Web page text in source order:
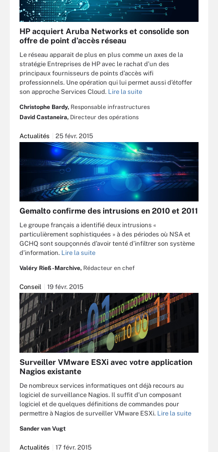
HP acquiert Aruba Networks et consolide son
offre de point d’accès réseau
Le réseau apparait de plus en plus comme un axes de la
stratégie Entreprises de HP avec le rachat d’un des
principaux fournisseurs de points d’accès wifi
professionnels. Une opération qui lui permet aussi d’étoffer
son approche Services Cloud. Lire la suite
Christophe Bardy, Responsable infrastructures
David Castaneira, Directeur des opérations
Actualités 25 févr. 2015
Gemalto confirme des intrusions en 2010 et 2011
Le groupe français a identifié deux intrusions «
particulièrement sophistiquées » à des périodes où NSA et
GCHQ sont soupçonnés d’avoir tenté d’infiltrer son système
d’information. Lire la suite
Valéry Rieß-Marchive, Rédacteur en chef
Conseil 19 févr. 2015
Surveiller VMware ESXi avec votre application
Nagios existante
De nombreux services informatiques ont déjà recours au
logiciel de surveillance Nagios. Il suffit d'un composant
logiciel et de quelques définitions de commandes pour
permettre à Nagios de surveiller VMware ESXi. Lire la suite
Sander van Vugt
Actualités 17 févr. 2015